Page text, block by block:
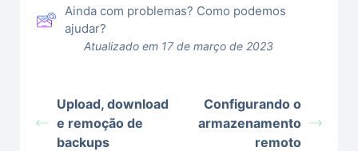
Ainda com problemas? Como podemos
ajudar?
Atualizado em 17 de março de 2023
Upload, download
e remoção de
backups
Configurando o
armazenamento
remoto